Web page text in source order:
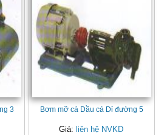
3 Bơm mỡ cá Dầu cá Dỉ đường 5
Giá: liên hệ NVKD